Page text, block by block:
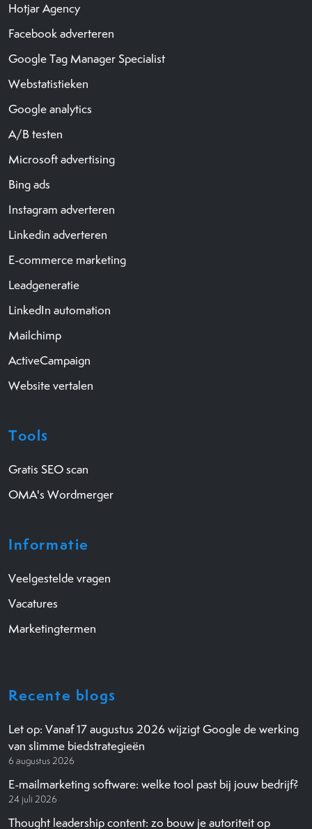
Hotjar Agency
Facebook adverteren
Google Tag Manager Specialist
Webstatistieken
Google analytics
A/B testen
Microsoft advertising
Bing ads
Instagram adverteren
Linkedin adverteren
E-commerce marketing
Leadgeneratie
LinkedIn automation
Mailchimp
ActiveCampaign
Website vertalen
Tools
Gratis SEO scan
OMA's Wordmerger
Informatie
Veelgestelde vragen
Vacatures
Marketingtermen
Recente blogs
Let op: Vanaf 17 augustus 2026 wijzigt Google de werking
van slimme biedstrategieën
6 augustus 2026
E-mailmarketing software: welke tool past bij jouw bedrijf?
24 juli 2026
Thought leadership content: zo bouw je autoriteit op